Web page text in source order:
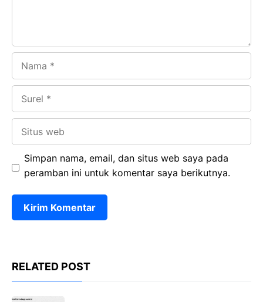
Simpan nama, email, dan situs web saya pada
peramban ini untuk komentar saya berikutnya.
RELATED POST